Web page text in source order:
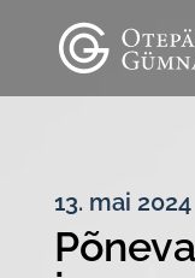
13. mai 2024